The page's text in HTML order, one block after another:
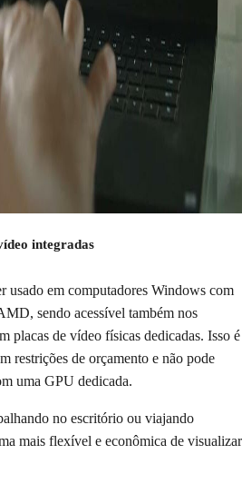
integradas
usado em computadores Windows com
sendo acessível também nos
placas de vídeo físicas dedicadas. Isso é
restrições de orçamento e não pode
uma GPU dedicada.
no escritório ou viajando
mais flexível e econômica de visualizar